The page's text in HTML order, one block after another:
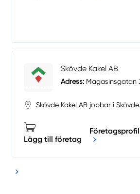
Skövde Kakel AB
Adress: Magasinsgatan
Skövde Kakel AB jobbar i Skövde.
Lägg till företag
Företagsprofil